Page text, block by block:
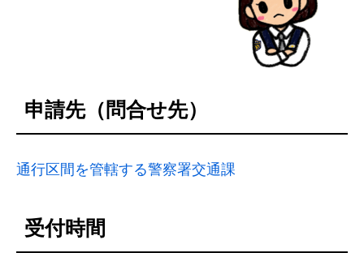
申請先（問合せ先）
通行区間を管轄する警察署交通課
受付時間